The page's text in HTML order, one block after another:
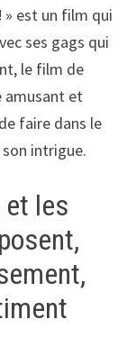
» est un film qui
ses gags qui
le film de
amusant et
faire dans le
intrigue.
et les